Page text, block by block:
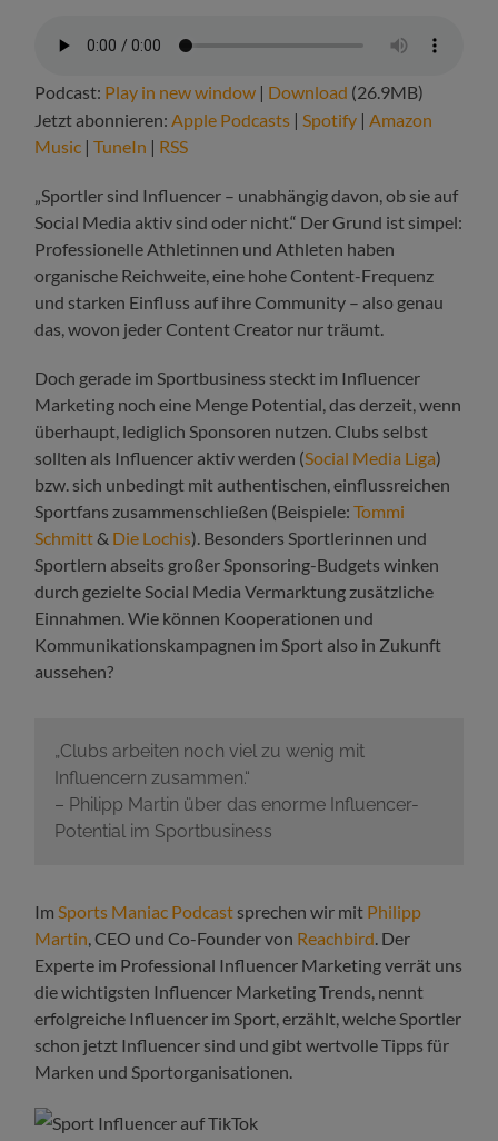
Podcast: Play in new window | Download (26.9MB)
Jetzt abonnieren:Apple Podcasts |Spotify |Amazon
Music |TuneIn | RSS
„Sportler sind Influencer – unabhängig davon, ob sie auf
Social Media aktiv sind oder nicht.“ Der Grund ist simpel:
Professionelle Athletinnen und Athleten haben
organische Reichweite, eine hohe Content-Frequenz
und starken Einfluss auf ihre Community – also genau
das, wovon jeder Content Creator nur träumt.
Doch gerade im Sportbusiness steckt im Influencer
Marketing noch eine Menge Potential, das derzeit, wenn
überhaupt, lediglich Sponsoren nutzen. Clubs selbst
sollten als Influencer aktiv werden (Social Media Liga)
bzw. sich unbedingt mit authentischen, einflussreichen
Sportfans zusammenschließen (Beispiele:Tommi
Schmitt& Die Lochis). Besonders Sportlerinnen und
Sportlern abseits großer Sponsoring-Budgets winken
durch gezielte Social Media Vermarktung zusätzliche
Einnahmen. Wie können Kooperationen und
Kommunikationskampagnen im Sport also in Zukunft
aussehen?
„Clubs arbeiten noch viel zu wenig mit
Influencern zusammen.“
– Philipp Martin über das enorme Influencer-
Potential im Sportbusiness
Im Sports Maniac Podcast sprechen wir mit Philipp
Martin , CEO und Co-Founder von Reachbird . Der
Experte im Professional Influencer Marketing verrät uns
die wichtigsten Influencer Marketing Trends, nennt
erfolgreiche Influencer im Sport, erzählt, welche Sportler
schon jetzt Influencer sind und gibt wertvolle Tipps für
Marken und Sportorganisationen.